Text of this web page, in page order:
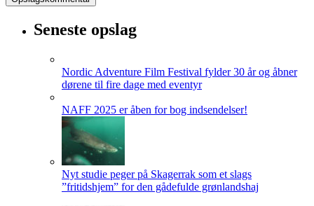
Seneste opslag
Nordic Adventure Film Festival fylder 30 år og åbner
dørene til fire dage med eventyr
NAFF 2025 er åben for bog indsendelser!
Nyt studie peger på Skagerrak som et slags
”fritidshjem” for den gådefulde grønlandshaj